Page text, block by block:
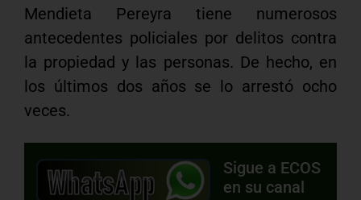
Mendieta Pereyra tiene numerosos
antecedentes policiales por delitos contra
la propiedad y las personas. De hecho, en
los últimos dos años se lo arrestó ocho
veces.
Sigue a ECOS
en su canal